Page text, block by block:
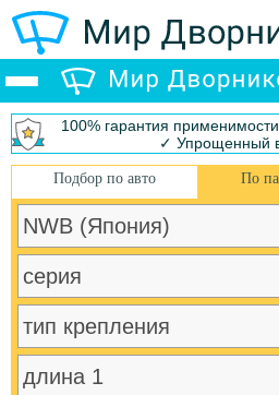
100% гарантия
✓ Упрощенный
Подбор по авто По